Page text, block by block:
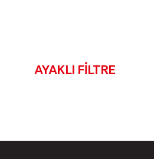
AYAKLI FİLTRE